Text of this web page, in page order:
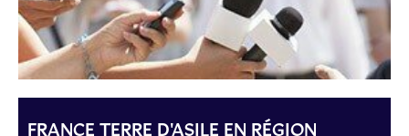
FRANCE TERRE D'ASILE EN RÉGION